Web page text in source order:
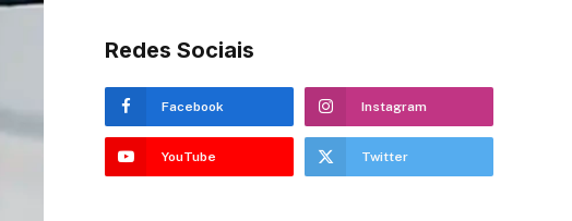
Redes Sociais
Facebook Instagram
YouTube Twitter